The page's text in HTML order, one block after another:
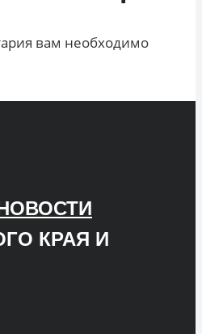
вам необходимо
КРАЯ И